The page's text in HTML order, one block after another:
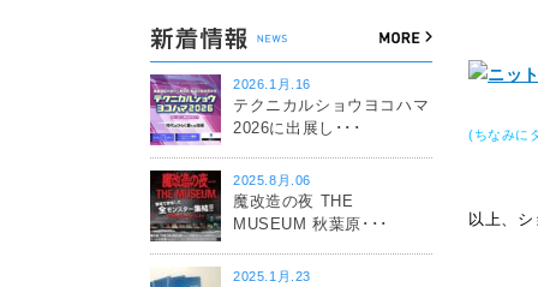
(ちなみに
以上、
2026.1月.16
テクニカルショウヨコハマ
2026に出展し･･･
2025.8月.06
魔改造の夜 THE
MUSEUM 秋葉原･･･
2025.1月.23